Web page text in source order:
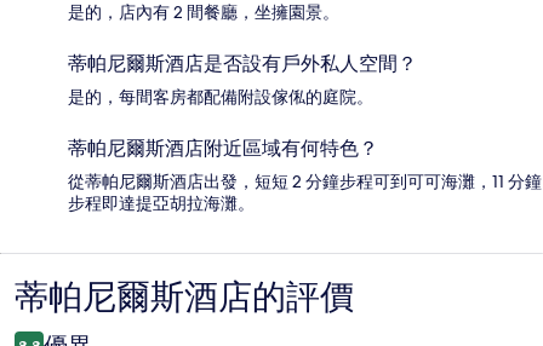
是的，店內有 2 間餐廳，坐擁園景。
蒂帕尼爾斯酒店是否設有戶外私人空間？
是的，每間客房都配備附設傢俬的庭院。
蒂帕尼爾斯酒店附近區域有何特色？
從蒂帕尼爾斯酒店出發，短短 2 分鐘步程可到可可海灘，11 分鐘
步程即達提亞胡拉海灘。
評
價
蒂帕尼爾斯酒店的評價